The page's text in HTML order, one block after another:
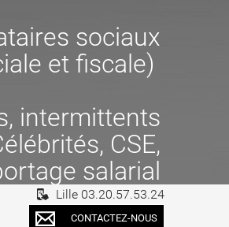
sociaux
et fiscale)
intermittents
CSE,
salarial
Lille 03.20.57.53.24
CONTACTEZ-NOUS